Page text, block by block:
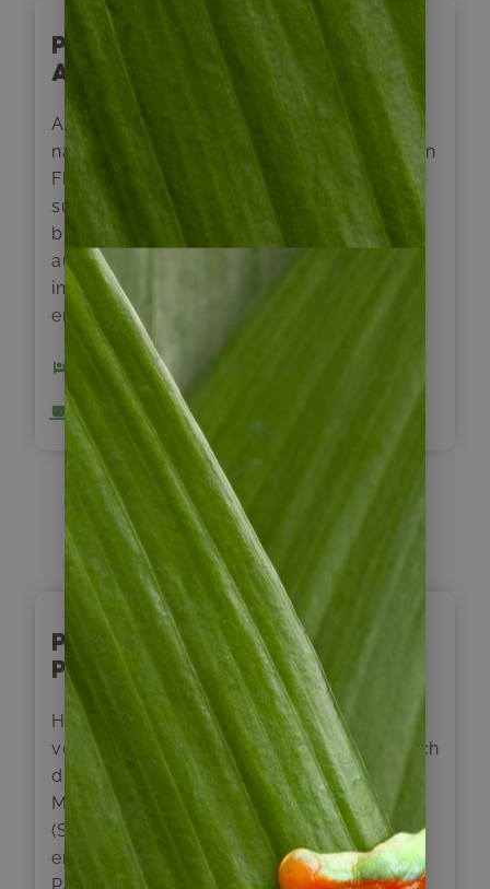
Puerto Varas – Puenta
Arenas
Am Morgen erfolgt der Flughafentransfer
nach Puerto Montt. Nach einem 2 ½ stündigen
Flug landen wir in Punta Arenas, der
südlichsten Großstadt der Welt. Ein Transfer
bringt uns ins Zentrum, wo am Nachmittag
ausreichend Zeit bleibt, auf eigene Faust die
interessantesten Punkte der Stadt zu
erkunden.
1 x Hotel Isla Rey Jorge
Inklusive Frühstück
Tag10
Puenta Arenas – Torres del
Paine
Heute beginnt unsere Reise hinein ins Herz
von Patagonien. Unsere Route führt uns durch
die typische Pampa-Landschaft der Region
Magallanes, vorbei an den riesigen Estancias
(Schaf-Farmen) Patagoniens. Am Nachmittag
erreichen wir den wunderschönen Torres del